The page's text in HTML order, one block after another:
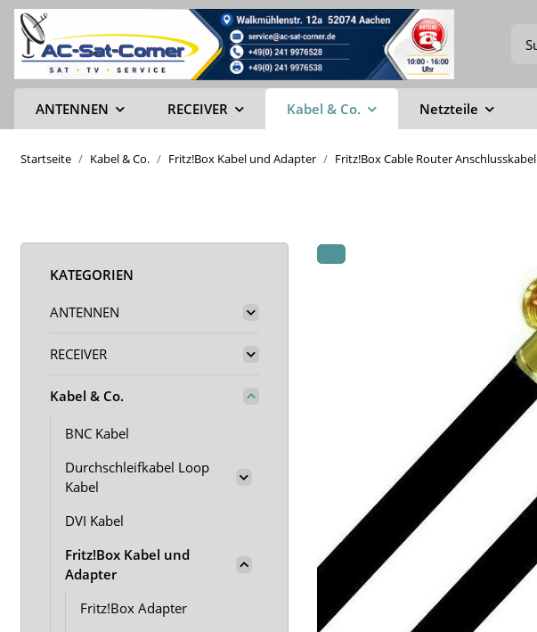
ANTENNEN RECEIVER Kabel & Co. Netzteile
Startseite Kabel & Co. Fritz!Box Kabel und Adapter Fritz!Box Cable Router Anschlusskabel
KATEGORIEN
ANTENNEN
RECEIVER
Kabel & Co.
BNC Kabel
Durchschleifkabel Loop
Kabel
DVI Kabel
Fritz!Box Kabel und
Adapter
Fritz!Box Adapter